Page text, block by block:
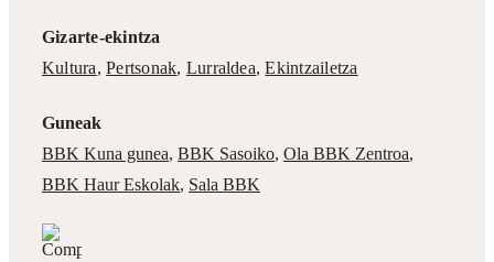
Gizarte-ekintza
Kultura,Pertsonak, Lurraldea,Ekintzailetza
Guneak
BBK Kuna gunea, BBK Sasoiko, Ola BBK Zentroa,
BBK Haur Eskolak, Sala BBK